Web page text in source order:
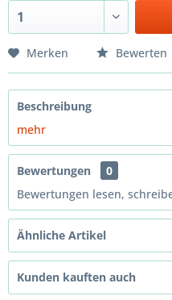
Merken Bewerten
Beschreibung
mehr
Bewertungen
0
Bewertungen lesen,
Ähnliche Artikel
Kunden kauften auch